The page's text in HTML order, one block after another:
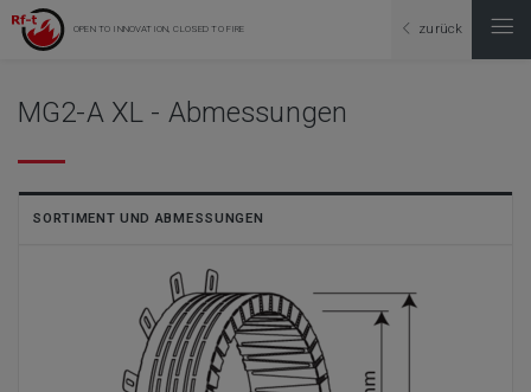
OPEN TO INNOVATION, CLOSED TO FIRE zurück
MG2-A XL - Abmessungen
SORTIMENT UND ABMESSUNGEN